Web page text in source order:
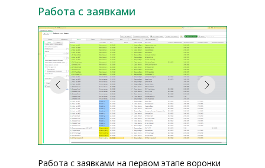
Работа с заявками
Работа с заявками на первом этапе воронки